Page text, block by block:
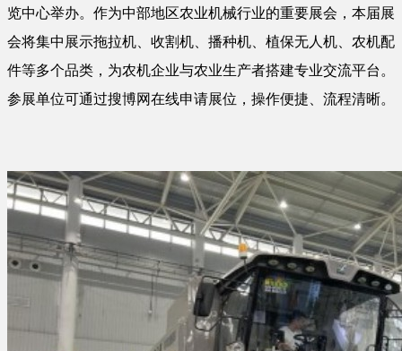
览中心举办。作为中部地区农业机械行业的重要展会，本届展
会将集中展示拖拉机、收割机、播种机、植保无人机、农机配
件等多个品类，为农机企业与农业生产者搭建专业交流平台。
参展单位可通过搜博网在线申请展位，操作便捷、流程清晰。